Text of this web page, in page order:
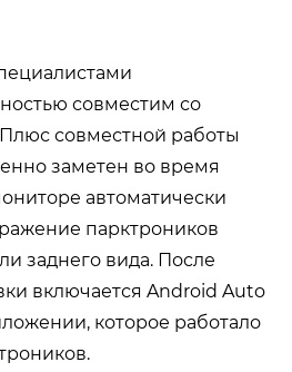
совместим со
совместной работы
заметен во время
автоматически
парктроников
заднего вида. После
включается Android Auto
которое работало